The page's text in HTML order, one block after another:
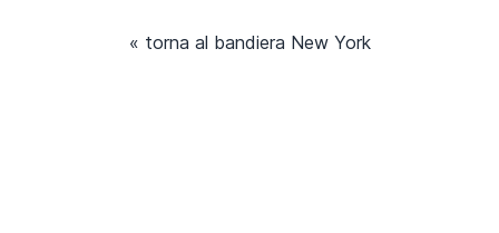
« torna al bandiera New York